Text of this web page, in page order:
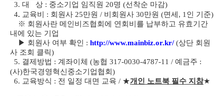
3. 대 상 : 중소기업 임직원 20명 (선착순 마감)
4. 교육비 : 회원사 25만원 / 비회원사 30만원 (면세, 1인 기준)
※ 회원사란 메인비즈협회에 연회비를 납부하고 유효기간
내에 있는 기업
▶ 회원사 여부 확인 : http://www.mainbiz.or.kr/(상단 회원
사 조회 클릭)
5. 결제방법 : 계좌이체 (농협 317-0030-4787-11 / 예금주 :
(사)한국경영혁신중소기업협회)
6. 교육방식 : 전 일정 대면 교육 / ★개인 노트북 필수 지참★